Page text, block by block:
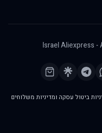
Israel Aliexpress -
ביטול עסקה ומדיניות משלוחים